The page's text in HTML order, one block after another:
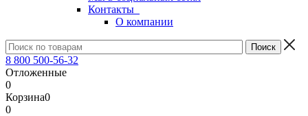
Контакты
О компании
8 800 500-56-32
Отложенные
0
Корзина0
0